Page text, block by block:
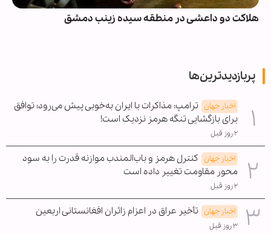
هلاکت دو داعشی در منطقه سیده زینب دمشق
پربازدیدترین‌ها
اخبار جهان ترامپ: مذاکرات با ایران به‌خوبی پیش می‌رود؛ توافق
برای بازگشایی تنگه هرمز نزدیک است!
۲ روز قبل
اخبار جهان کنترل هرمز و باب‌المندب موازنه قدرت را به سود
محور مقاومت تغییر داده است
۲ روز قبل
اخبار جهان تأخیر عراق در اعزام زائران افغانستانی اربعین
۳ روز قبل